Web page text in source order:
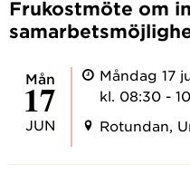
Frukostmöte om
mån
17
JUN
Måndag 17
kl. 08:30 -
Rotundan,